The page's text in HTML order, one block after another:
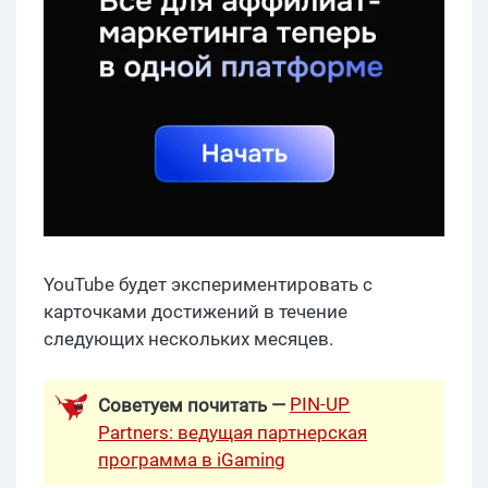
YouTube будет экспериментировать с
карточками достижений в течение
следующих нескольких месяцев.
Советуем почитать — PIN-UP
Partners: ведущая партнерская
программа в iGaming